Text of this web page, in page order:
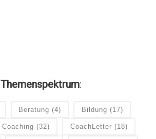
Themenspektrum:
Beratung (4) Bildung (17)
Coaching (32) CoachLetter (18)